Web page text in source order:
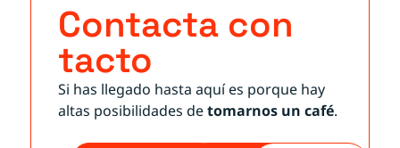
Contacta con
tacto
Si has llegado hasta aquí es porque hay
altas posibilidades detomarnos un café.